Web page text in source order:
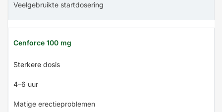
Veelgebruikte startdosering
Cenforce 100 mg
Sterkere dosis
4–6 uur
Matige erectieproblemen